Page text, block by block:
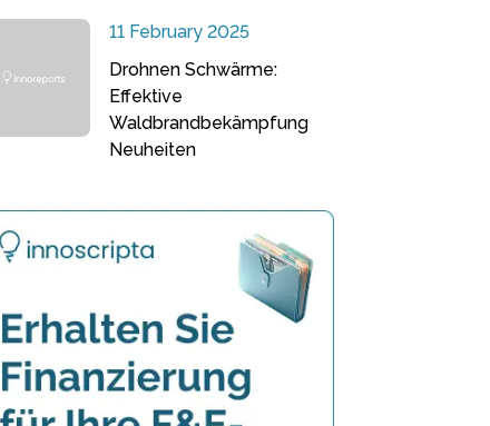
11 February 2025
Drohnen Schwärme:
Effektive
Waldbrandbekämpfung
Neuheiten